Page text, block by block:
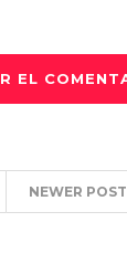
NEWER